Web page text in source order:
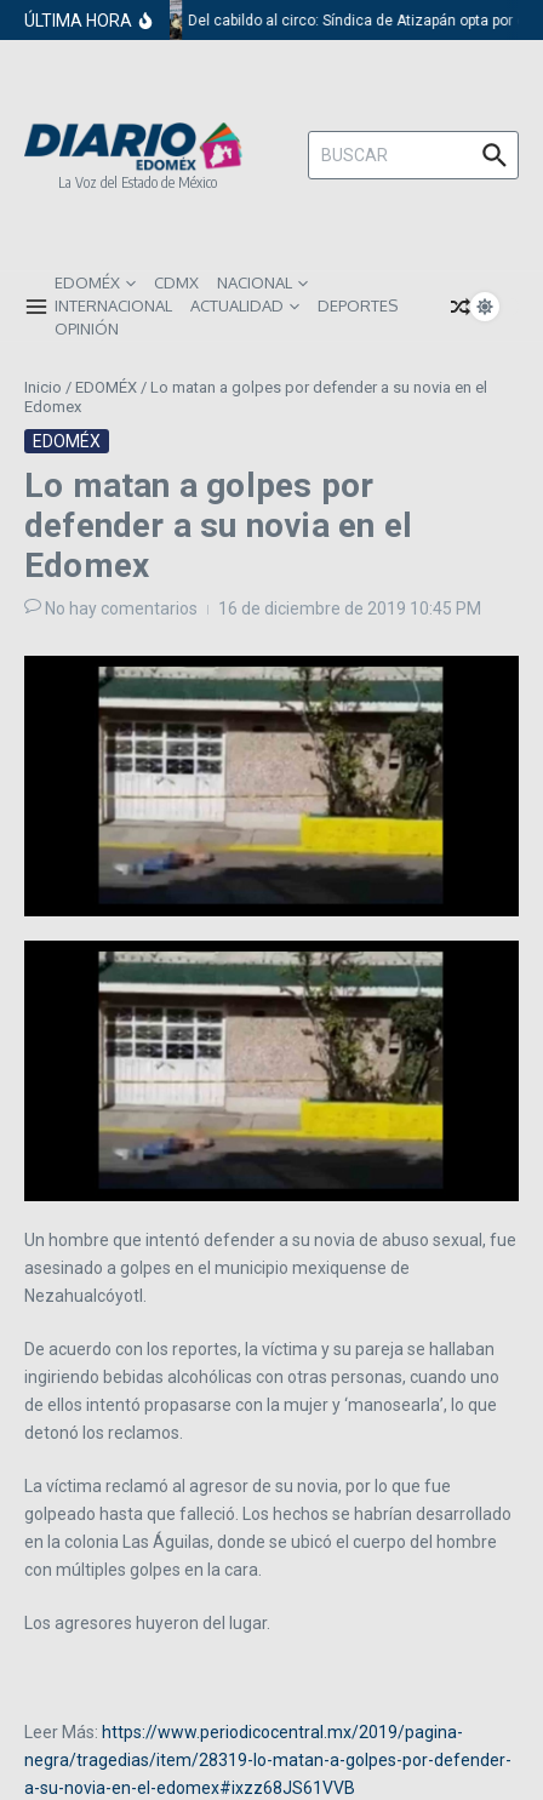
Saltar al contenido
ÚLTIMA HORA Del cabildo al circo: Síndica de Atizapán opta por el
La Voz del Estado de México
Buscar:
EDOMÉX CDMX
NACIONAL
INTERNACIONAL
ACTUALIDAD
DEPORTES
OPINIÓN
Inicio / EDOMÉX / Lo matan a golpes por defender a su novia en el
Edomex
EDOMÉX
Lo matan a golpes por
defender a su novia en el
Edomex
No hay comentarios 16 de diciembre de 2019 10:45 PM
Un hombre que intentó defender a su novia de abuso sexual, fue
asesinado a golpes en el municipio mexiquense de
Nezahualcóyotl.
De acuerdo con los reportes, la víctima y su pareja se hallaban
ingiriendo bebidas alcohólicas con otras personas, cuando uno
de ellos intentó propasarse con la mujer y ‘manosearla’, lo que
detonó los reclamos.
La víctima reclamó al agresor de su novia, por lo que fue
golpeado hasta que falleció. Los hechos se habrían desarrollado
en la colonia Las Águilas, donde se ubicó el cuerpo del hombre
con múltiples golpes en la cara.
Los agresores huyeron del lugar.
Leer Más: https://www.periodicocentral.mx/2019/pagina-
negra/tragedias/item/28319-lo-matan-a-golpes-por-defender-
a-su-novia-en-el-edomex#ixzz68JS61VVB